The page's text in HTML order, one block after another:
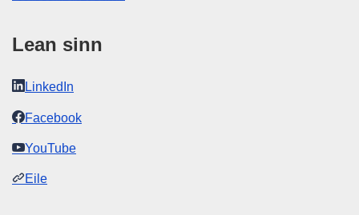
Lean sinn
LinkedIn
Facebook
YouTube
Eile